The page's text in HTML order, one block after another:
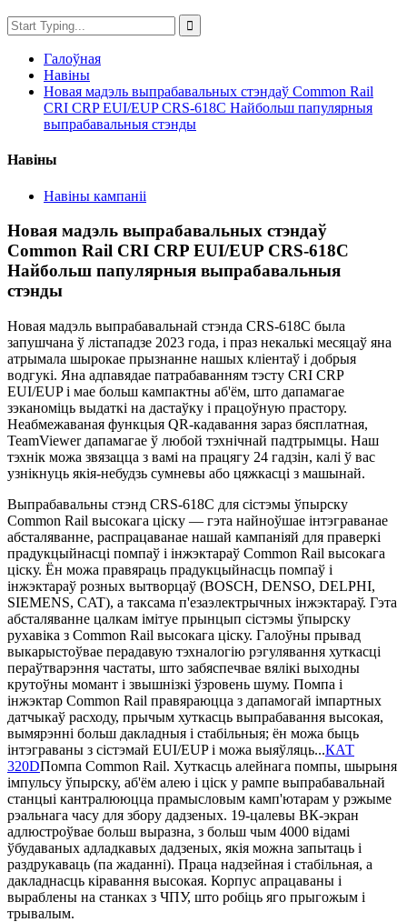
Галоўная
Навіны
Новая мадэль выпрабавальных стэндаў Common Rail
CRI CRP EUI/EUP CRS-618C Найбольш папулярныя
выпрабавальныя стэнды
Навіны
Навіны кампаніі
Новая мадэль выпрабавальных стэндаў
Common Rail CRI CRP EUI/EUP CRS-618C
Найбольш папулярныя выпрабавальныя
стэнды
Новая мадэль выпрабавальнай стэнда CRS-618C была
запушчана ў лістападзе 2023 года, і праз некалькі месяцаў яна
атрымала шырокае прызнанне нашых кліентаў і добрыя
водгукі. Яна адпавядае патрабаванням тэсту CRI CRP
EUI/EUP і мае больш кампактны аб'ём, што дапамагае
зэканоміць выдаткі на дастаўку і працоўную прастору.
Неабмежаваная функцыя QR-кадавання зараз бясплатная,
TeamViewer дапамагае ў любой тэхнічнай падтрымцы. Наш
тэхнік можа звязацца з вамі на працягу 24 гадзін, калі ў вас
узнікнуць якія-небудзь сумневы або цяжкасці з машынай.
Выпрабавальны стэнд CRS-618C для сістэмы ўпырску
Common Rail высокага ціску — гэта найноўшае інтэграванае
абсталяванне, распрацаванае нашай кампаніяй для праверкі
прадукцыйнасці помпаў і інжэктараў Common Rail высокага
ціску. Ён можа правяраць прадукцыйнасць помпаў і
інжэктараў розных вытворцаў (BOSCH, DENSO, DELPHI,
SIEMENS, CAT), а таксама п'езаэлектрычных інжэктараў. Гэта
абсталяванне цалкам імітуе прынцып сістэмы ўпырску
рухавіка з Common Rail высокага ціску. Галоўны прывад
выкарыстоўвае перадавую тэхналогію рэгулявання хуткасці
пераўтварэння частаты, што забяспечвае вялікі выходны
крутоўны момант і звышнізкі ўзровень шуму. Помпа і
інжэктар Common Rail правяраюцца з дапамогай імпартных
датчыкаў расходу, прычым хуткасць выпрабавання высокая,
вымярэнні больш дакладныя і стабільныя; ён можа быць
інтэграваны з сістэмай EUI/EUP і можа выяўляць...КАТ
320DПомпа Common Rail. Хуткасць алейнага помпы, шырыня
імпульсу ўпырску, аб'ём алею і ціск у рампе выпрабавальнай
станцыі кантралююцца прамысловым камп'ютарам у рэжыме
рэальнага часу для збору дадзеных. 19-цалевы ВК-экран
адлюстроўвае больш выразна, з больш чым 4000 відамі
ўбудаваных адладкавых дадзеных, якія можна запытаць і
раздрукаваць (па жаданні). Праца надзейная і стабільная, а
дакладнасць кіравання высокая. Корпус апрацаваны і
выраблены на станках з ЧПУ, што робіць яго прыгожым і
трывалым.